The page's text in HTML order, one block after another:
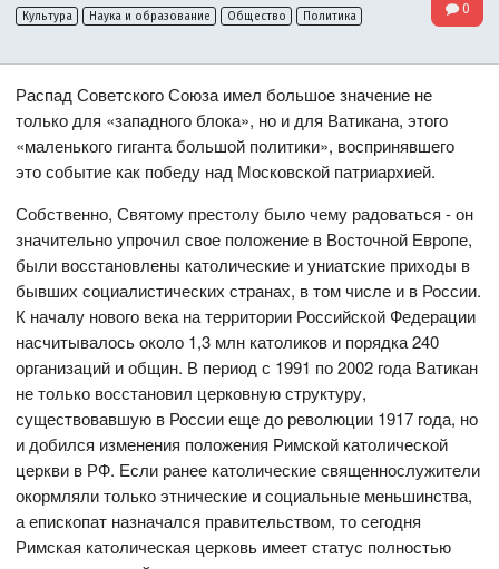
Культура Наука и образование Общество Политика 0
Распад Советского Союза имел большое значение не
только для «западного блока», но и для Ватикана, этого
«маленького гиганта большой политики», воспринявшего
это событие как победу над Московской патриархией.
Собственно, Святому престолу было чему радоваться - он
значительно упрочил свое положение в Восточной Европе,
были восстановлены католические и униатские приходы в
бывших социалистических странах, в том числе и в России.
К началу нового века на территории Российской Федерации
насчитывалось около 1,3 млн католиков и порядка 240
организаций и общин. В период с 1991 по 2002 года Ватикан
не только восстановил церковную структуру,
существовавшую в России еще до революции 1917 года, но
и добился изменения положения Римской католической
церкви в РФ. Если ранее католические священнослужители
окормляли только этнические и социальные меньшинства,
а епископат назначался правительством, то сегодня
Римская католическая церковь имеет статус полностью